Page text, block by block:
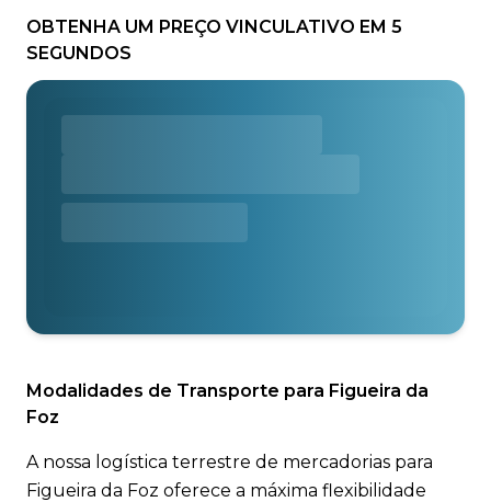
OBTENHA UM PREÇO VINCULATIVO EM 5
SEGUNDOS
Modalidades de Transporte para Figueira da
Foz
A nossa logística terrestre de mercadorias para
Figueira da Foz oferece a máxima flexibilidade